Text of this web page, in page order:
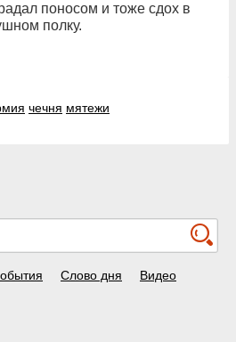
поносом и тоже сдох в
полку.
чечня мятежи
Слово дня Видео